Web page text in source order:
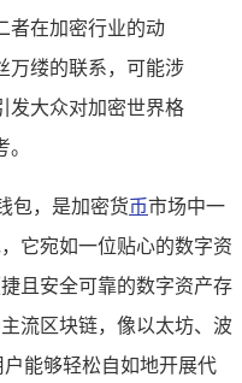
者在加密行业的动
万缕的联系，可能涉
发大众对加密世界格
包，是加密货币市场中一
它宛如一位贴心的数字资
且安全可靠的数字资产存
流区块链，像以太坊、波
能够轻松自如地开展代